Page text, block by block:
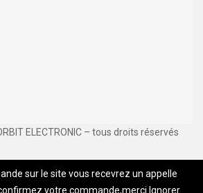
ELECTRONIC – tous droits réservés
sur le site vous recevrez un appelle
votre commande,merci Ignorer